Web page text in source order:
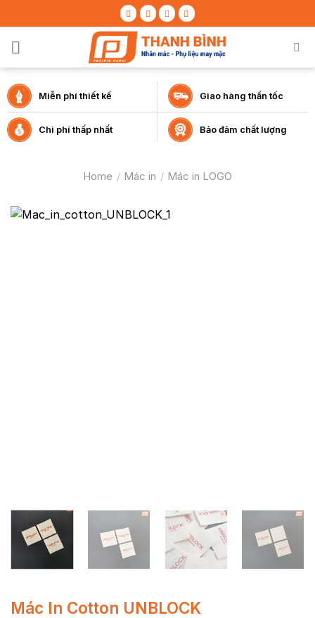
to
content
Miễn phí thiết kế Giao hàng thần tốc
Chi phí thấp nhất Bảo đảm chất lượng
Home / Mác in / Mác in LOGO
Mác In Cotton UNBLOCK